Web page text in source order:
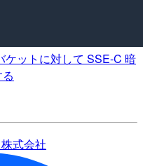
ケットに対して SSE-C 暗
式会社